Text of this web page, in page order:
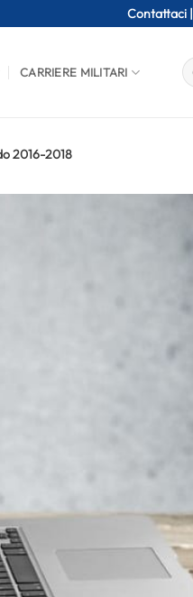
Contattaci |
CARRIERE MILITARI
2016-2018